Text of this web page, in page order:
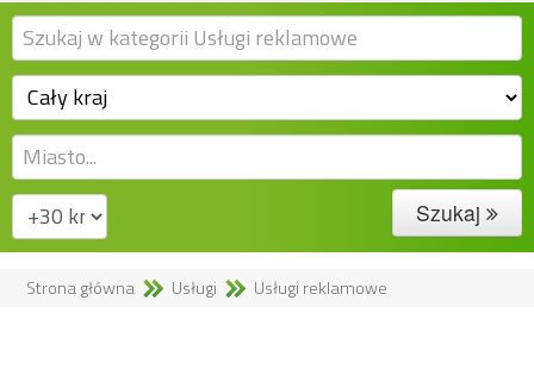
Szukaj
Strona główna Usługi Usługi reklamowe